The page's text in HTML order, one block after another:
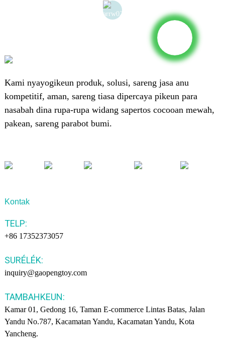
Kami nyayogikeun produk, solusi, sareng jasa anu
kompetitif, aman, sareng tiasa dipercaya pikeun para
nasabah dina rupa-rupa widang sapertos cocooan mewah,
pakean, sareng parabot bumi.
Kontak
TELP:
+86 17352373057
SURÉLÉK:
inquiry@gaopengtoy.com
TAMBAHKEUN:
Kamar 01, Gedong 16, Taman E-commerce Lintas Batas, Jalan
Yandu No.787, Kacamatan Yandu, Kacamatan Yandu, Kota
Yancheng.